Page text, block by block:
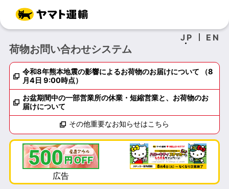
JP EN
荷物お問い合わせシステム
令和8年熊本地震の影響によるお荷物のお届けについて （8
月4日 9:00時点）
お盆期間中の一部営業所の休業・短縮営業と、お荷物のお
届けについて
その他重要なお知らせはこちら